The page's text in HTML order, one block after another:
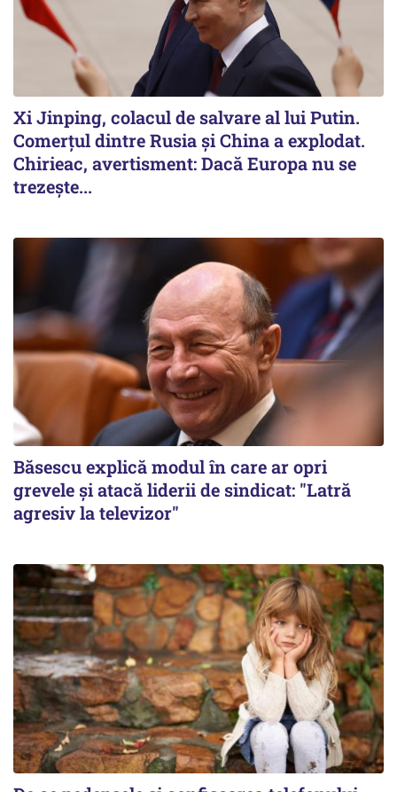
Xi Jinping, colacul de salvare al lui Putin.
Comerțul dintre Rusia și China a explodat.
Chirieac, avertisment: Dacă Europa nu se
trezește...
Băsescu explică modul în care ar opri
grevele și atacă liderii de sindicat: "Latră
agresiv la televizor"